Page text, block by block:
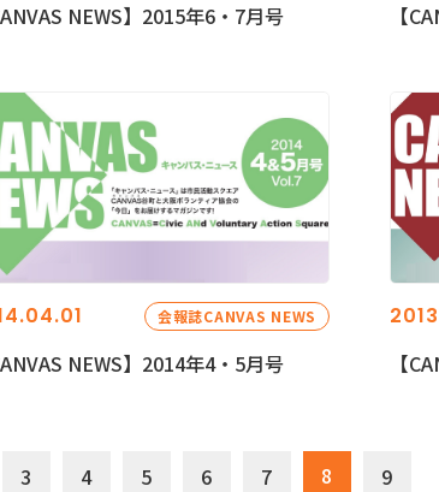
NEWS】2015年6・7月号 【
会報誌CANVAS NEWS
NEWS】2014年4・5月号 【
3 4 5 6 7 8 9